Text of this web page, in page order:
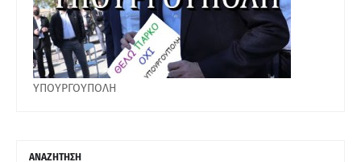
ΥΠΟΥΡΓΟΥΠΟΛΗ
ΑΝΑΖΗΤΗΣΗ